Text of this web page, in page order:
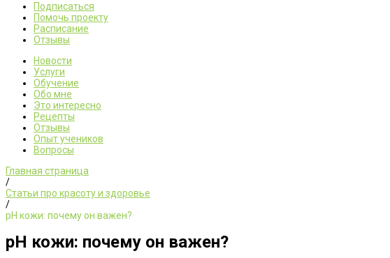
Подписаться
Помочь проекту
Расписание
Отзывы
Новости
Услуги
Обучение
Обо мне
Это интересно
Рецепты
Отзывы
Опыт учеников
Вопросы
Главная страница
/
Статьи про красоту и здоровье
/
pH кожи: почему он важен?
pH кожи: почему он важен?